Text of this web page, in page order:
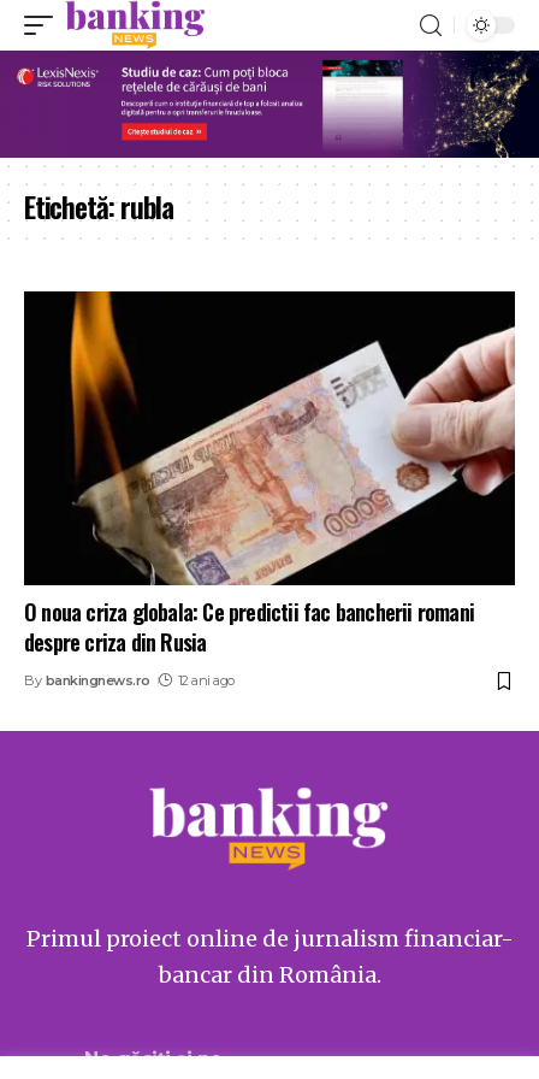
Etichetă:rubla
O noua criza globala: Ce predictii fac bancherii romani
despre criza din Rusia
By bankingnews.ro 12 ani ago
Primul proiect online de jurnalism financiar-
bancar din România.
Ne găsiți și pe